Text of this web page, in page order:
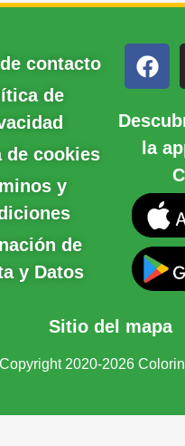
contacto
de
de cookies
y
de
y Datos
la
Sitio del mapa
2020-2026